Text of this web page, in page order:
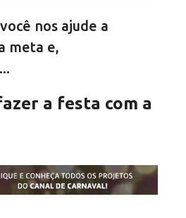
nos ajude a
meta e,
a festa com a